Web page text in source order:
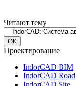
Читают тему
Проектирование
IndorCAD BIM
IndorCAD Road
IndorCAD Site